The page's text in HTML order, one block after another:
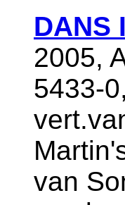
DANS
2005,
5433-
van